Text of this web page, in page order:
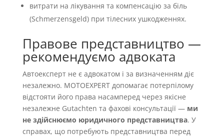
витрати на лікування та компенсацію за біль
(Schmerzensgeld) при тілесних ушкодженнях.
Правове представництво —
рекомендуємо адвоката
Автоексперт не є адвокатом і за визначенням діє
незалежно. MOTOEXPERT допомагає потерпілому
відстояти його права насамперед через якісне
незалежне Gutachten та фахові консультації — ми
не здійснюємо юридичного представництва. У
справах, що потребують представництва перед